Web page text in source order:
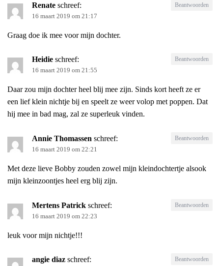
Renate schreef:
16 maart 2019 om 21:17
Graag doe ik mee voor mijn dochter.
Beantwoorden
Heidie schreef:
16 maart 2019 om 21:55
Daar zou mijn dochter heel blij mee zijn. Sinds kort heeft ze er
een lief klein nichtje bij en speelt ze weer volop met poppen. Dat
hij mee in bad mag, zal ze superleuk vinden.
Beantwoorden
Annie Thomassen schreef:
16 maart 2019 om 22:21
Met deze lieve Bobby zouden zowel mijn kleindochtertje alsook
mijn kleinzoontjes heel erg blij zijn.
Beantwoorden
Mertens Patrick schreef:
16 maart 2019 om 22:23
leuk voor mijn nichtje!!!
Beantwoorden
angie diaz schreef: Beantwoorden